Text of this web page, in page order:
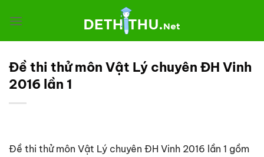
đến
Đề thi thử môn Vật Lý chuyên ĐH Vinh
2016 lần 1
Đề thi thử môn Vật Lý chuyên ĐH Vinh 2016 lần 1 gồm